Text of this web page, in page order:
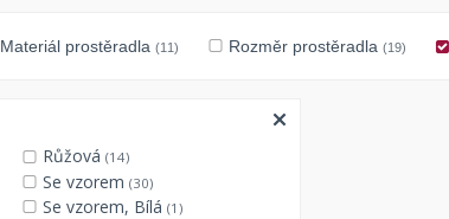
Materiál prostěradla (11) Rozměr prostěradla (19)
Růžová (14)
Se vzorem (30)
Se vzorem, Bílá (1)